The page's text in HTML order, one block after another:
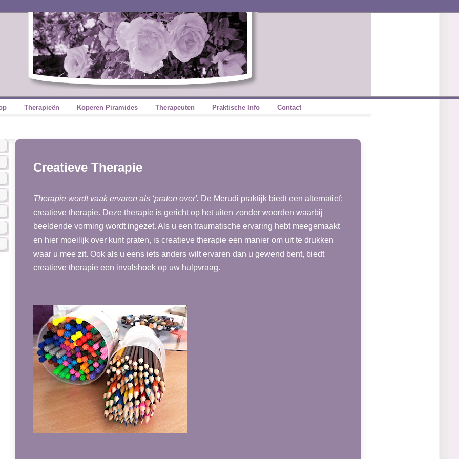
Therapieën Koperen Piramides Therapeuten Praktische Info Contact
Creatieve Therapie
Therapie wordt vaak ervaren als ‘praten over'. De Merudi praktijk biedt een alternatief;
creatieve therapie. Deze therapie is gericht op het uiten zonder woorden waarbij
beeldende vorming wordt ingezet. Als u een traumatische ervaring hebt meegemaakt
en hier moeilijk over kunt praten, is creatieve therapie een manier om uit te drukken
waar u mee zit. Ook als u eens iets anders wilt ervaren dan u gewend bent, biedt
creatieve therapie een invalshoek op uw hulpvraag.